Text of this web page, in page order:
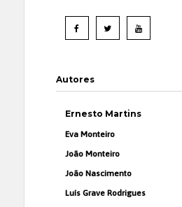
Autores
Ernesto Martins
Eva Monteiro
João Monteiro
João Nascimento
Luís Grave Rodrigues